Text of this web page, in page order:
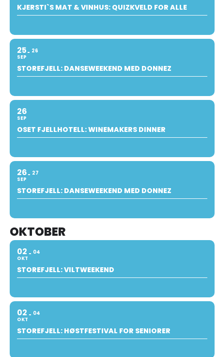
KJERSTI`S MAT & VINHUS: QUIZKVELD FOR ALLE
25
SEP
26
STOREFJELL: DANSEWEEKEND MED DONNEZ
26
SEP
OSET FJELLHOTELL: WINEMAKERS DINNER
26
SEP
27
STOREFJELL: DANSEWEEKEND MED DONNEZ
OKTOBER
02
OKT
04
STOREFJELL: VILTWEEKEND
02
OKT
04
STOREFJELL: HØSTFESTIVAL FOR SENIORER